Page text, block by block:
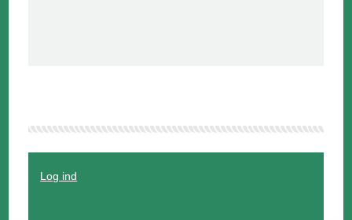
Log ind